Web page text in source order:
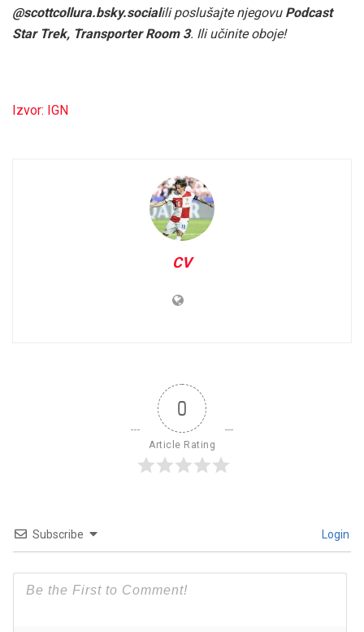
@scottcollura.bsky.socialili poslušajte njegovu Podcast
Star Trek, Transporter Room 3. Ili učinite oboje!
Izvor: IGN
CV
0
Article Rating
Subscribe Login